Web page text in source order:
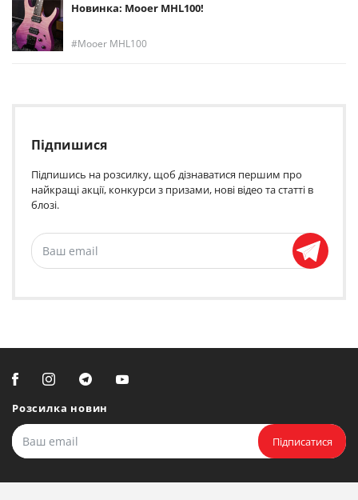
Новинка: Mooer MHL100!
Mooer MHL100
Підпишися
Підпишись на розсилку, щоб дізнаватися першим про
найкращі акції, конкурси з призами, нові відео та статті в
блозі.
Розсилка новин
Підписатися